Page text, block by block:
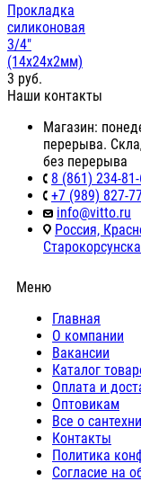
Прокладка
силиконовая
3/4"
(14х24х2мм)
3 руб.
Наши контакты
Магазин:
перерыва.
без перерыва
8 (861) 234-
+7 (989) 827-
info@vitto.ru
Россия,
Меню
Главная
О компании
Вакансии
Каталог
Оплата и
Оптовикам
Все о
Контакты
Политика
Согласие на